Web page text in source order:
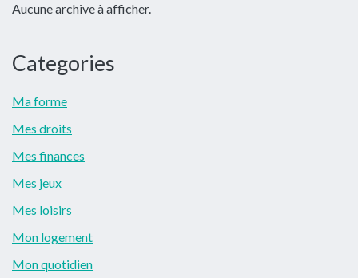
principale
Aucune archive à afficher.
Categories
Ma forme
Mes droits
Mes finances
Mes jeux
Mes loisirs
Mon logement
Mon quotidien